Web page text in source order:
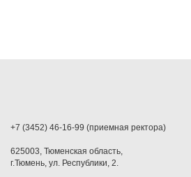
+7 (3452) 46-16-99 (приемная ректора)
625003, Тюменская область,
г.Тюмень, ул. Республики, 2.